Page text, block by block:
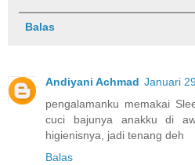
Balas
Andiyani Achmad Januari
pengalamanku memakai
cuci bajunya anakku di
higienisnya, jadi tenang deh
Balas